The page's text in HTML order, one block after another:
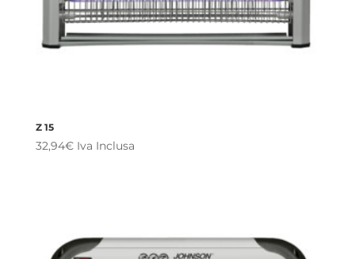
Z 15
32,94€ Iva Inclusa